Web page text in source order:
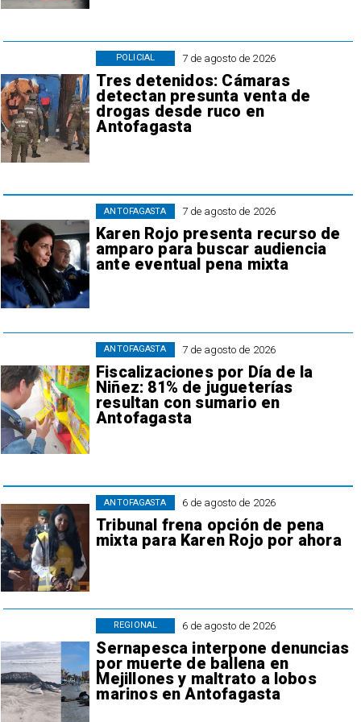
7 de agosto de 2026
Tres detenidos: Cámaras
detectan presunta venta de
drogas desde ruco en
Antofagasta
POLICIAL
7 de agosto de 2026
Karen Rojo presenta recurso de
amparo para buscar audiencia
ante eventual pena mixta
ANTOFAGASTA
7 de agosto de 2026
Fiscalizaciones por Día de la
Niñez: 81% de jugueterías
resultan con sumario en
Antofagasta
ANTOFAGASTA
6 de agosto de 2026
Tribunal frena opción de pena
mixta para Karen Rojo por ahora
ANTOFAGASTA
6 de agosto de 2026
Sernapesca interpone denuncias
por muerte de ballena en
Mejillones y maltrato a lobos
marinos en Antofagasta
REGIONAL